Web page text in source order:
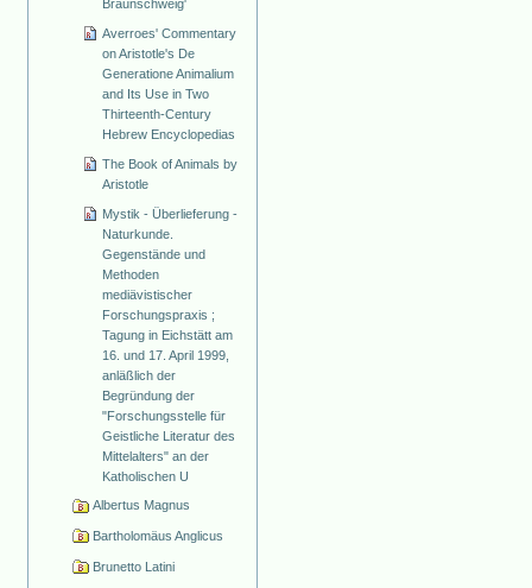
Braunschweig'
Averroes' Commentary
on Aristotle's De
Generatione Animalium
and Its Use in Two
Thirteenth-Century
Hebrew Encyclopedias
The Book of Animals by
Aristotle
Mystik - Überlieferung -
Naturkunde.
Gegenstände und
Methoden
mediävistischer
Forschungspraxis ;
Tagung in Eichstätt am
16. und 17. April 1999,
anläßlich der
Begründung der
"Forschungsstelle für
Geistliche Literatur des
Mittelalters" an der
Katholischen U
Albertus Magnus
Bartholomäus Anglicus
Brunetto Latini